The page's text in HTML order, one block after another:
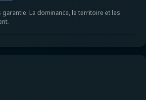
La dominance, le territoire et les